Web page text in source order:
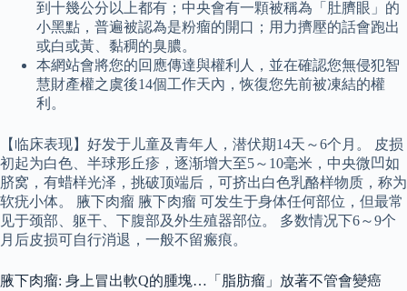
到十幾公分以上都有；中央會有一顆被稱為「肚臍眼」的
小黑點，普遍被認為是粉瘤的開口；用力擠壓的話會跑出
或白或黃、黏稠的臭膿。
本網站會將您的回應傳達與權利人，並在確認您無侵犯智
慧財產權之虞後14個工作天內，恢復您先前被凍結的權
利。
【临床表现】好发于儿童及青年人，潜伏期14天～6个月。 皮损
初起为白色、半球形丘疹，逐渐增大至5～10毫米，中央微凹如
脐窝，有蜡样光泽，挑破顶端后，可挤出白色乳酪样物质，称为
软疣小体。 腋下肉瘤 腋下肉瘤 可发生于身体任何部位，但最常
见于颈部、躯干、下腹部及外生殖器部位。 多数情况下6～9个
月后皮损可自行消退，一般不留瘢痕。
腋下肉瘤: 身上冒出軟Q的腫塊…「脂肪瘤」放著不管會變癌